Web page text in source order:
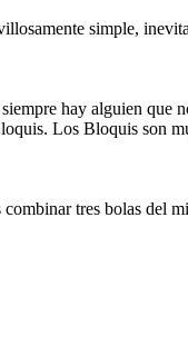
simple,
hay alguien que
Los Bloquis son
tres bolas del